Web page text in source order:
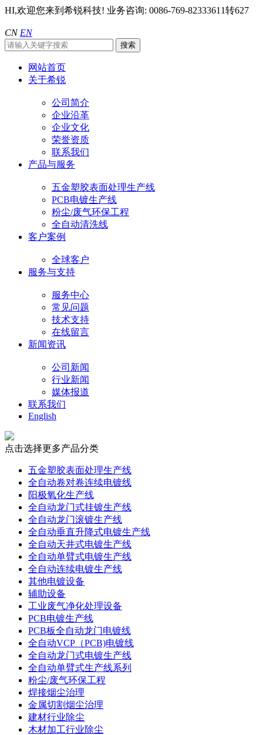
HI,欢迎您来到希锐科技! 业务咨询: 0086-769-82333611转627
CN EN
网站首页
关于希锐
公司简介
企业沿革
企业文化
荣誉资质
联系我们
产品与服务
五金塑胶表面处理生产线
PCB电镀生产线
粉尘/废气环保工程
全自动清洗线
客户案例
全球客户
服务与支持
服务中心
常见问题
技术支持
在线留言
新闻资讯
公司新闻
行业新闻
媒体报道
联系我们
English
点击选择更多产品分类
五金塑胶表面处理生产线
全自动卷对卷连续电镀线
阳极氧化生产线
全自动龙门式挂镀生产线
全自动龙门滚镀生产线
全自动垂直升降式电镀生产线
全自动天井式电镀生产线
全自动单臂式电镀生产线
全自动连续电镀生产线
其他电镀设备
辅助设备
工业废气净化处理设备
PCB电镀生产线
PCB板全自动龙门电镀线
全自动VCP（PCB)电镀线
全自动龙门式电镀生产线
全自动单臂式生产线系列
粉尘/废气环保工程
焊接烟尘治理
金属切割烟尘治理
建材行业除尘
木材加工行业除尘